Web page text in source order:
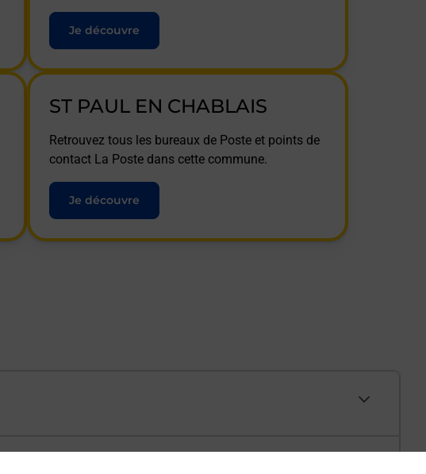
Je découvre
ST PAUL EN CHABLAIS
Retrouvez tous les bureaux de Poste et points de
contact La Poste dans cette commune.
Je découvre